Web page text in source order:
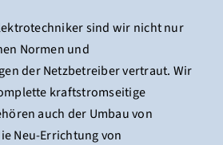
sind wir nicht nur
Normen und
der Netzbetreiber vertraut. Wir
kraftstromseitige
auch der Umbau von
Neu-Errichtung von